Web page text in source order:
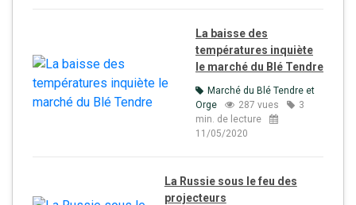
La baisse des
températures inquiète
le marché du Blé Tendre
Marché du Blé Tendre et
Orge
287 vues
3
min. de lecture
11/05/2020
La Russie sous le feu des
projecteurs